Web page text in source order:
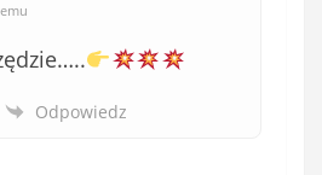
Odpowiedz